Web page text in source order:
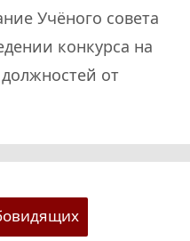
Учёного совета
конкурса на
от